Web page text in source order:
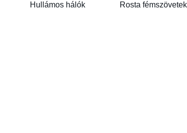
Hullámos hálók Rosta fémszövetek